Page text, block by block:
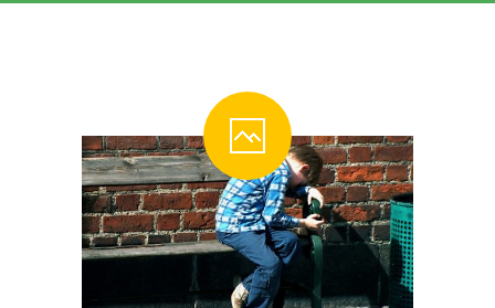
-- Gevoelig kind
-- Boos kind
-- Verlegen kind
-- Weinig vrienden